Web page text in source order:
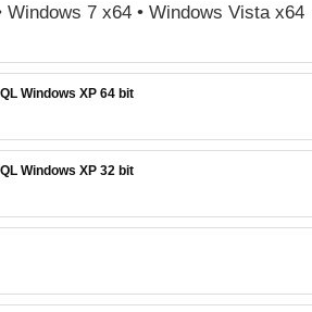
Windows 7 x64 • Windows Vista x64
Windows XP 64 bit
Windows XP 32 bit